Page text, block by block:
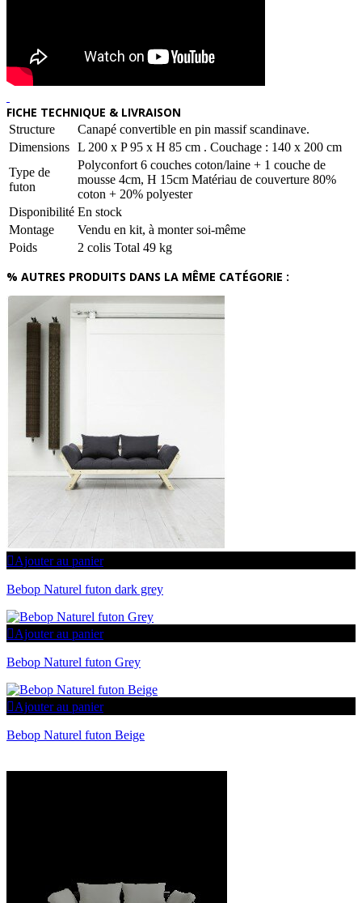
FICHE TECHNIQUE & LIVRAISON
Structure
Canapé convertible en pin massif scandinave.
Dimensions L 200 x P 95 x H 85 cm . Couchage : 140 x 200 cm
Type de
futon
Polyconfort 6 couches coton/laine + 1 couche de
mousse 4cm, H 15cm Matériau de couverture 80%
coton + 20% polyester
Disponibilité En stock
Montage
Vendu en kit, à monter soi-même
Poids
2 colis Total 49 kg
% AUTRES PRODUITS DANS LA MÊME CATÉGORIE :
Ajouter au panier
Bebop Naturel futon dark grey
Ajouter au panier
Bebop Naturel futon Grey
Ajouter au panier
Bebop Naturel futon Beige